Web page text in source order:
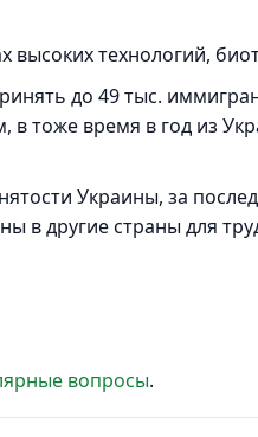
высоких технологий,
до 49 тыс.
в тоже время в год из
Украины, за
в другие страны для
вопросы.